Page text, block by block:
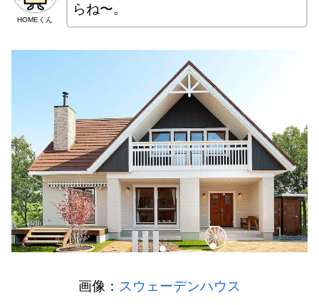
HOMEくん
らね〜。
画像： スウェーデンハウス